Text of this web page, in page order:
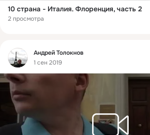
10 страна - Италия. Флоренция, часть 2
2 просмотра
Фид
Андрей Толокнов
1 сен 2019